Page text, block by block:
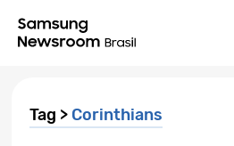
Tag > Corinthians